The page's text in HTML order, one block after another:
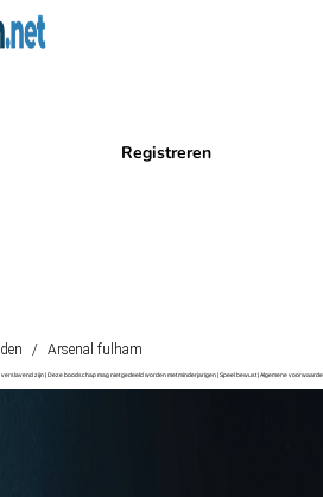
Registreren
/ Arsenal fulham
zijn | Deze boodschap mag niet gedeeld worden met minderjarigen | Speel bewust | Algemene